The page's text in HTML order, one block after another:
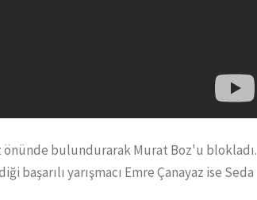
önünde bulundurarak Murat Boz'u blokladı.
yarışmacı Emre Çanayaz ise Seda